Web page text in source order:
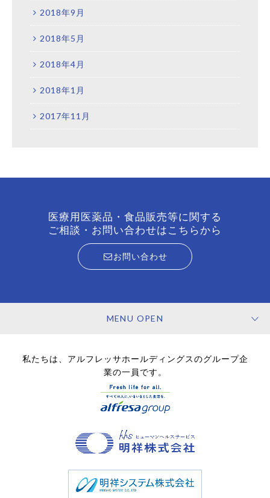
2018年9月
2018年5月
2018年4月
2018年1月
2017年11月
医療用医薬品・食品販売等に関する
ご相談・お問い合わせはこちらから
お問い合わせ
MENU OPEN
私たちは、アルフレッサホールディングスのグループ企
業の一員です。